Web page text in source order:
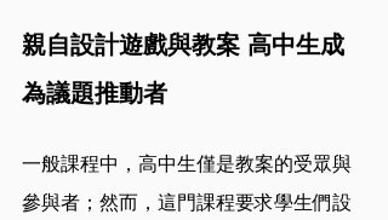
親自設計遊戲與教案 高中生成
為議題推動者
一般課程中，高中生僅是教案的受眾與
參與者；然而，這門課程要求學生們設